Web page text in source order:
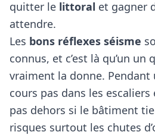
quitter le littoral et gagner
attendre.
Les bons réflexes séisme
connus, et c’est là qu’un un
vraiment la donne. Pendant
cours pas dans les
pas dehors si le bâtiment
risques surtout les chutes